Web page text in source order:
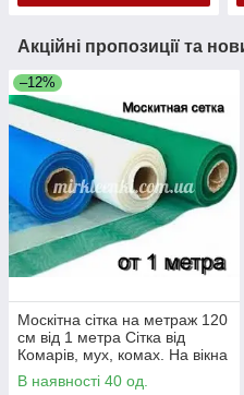
Акційні пропозиції та
–12%
Москітна сітка на метраж 120
см від 1 метра Сітка від
Комарів, мух, комах. На вікна
і двері
В наявності 40 од.